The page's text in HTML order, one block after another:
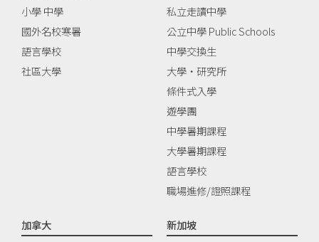
小學 中學
國外名校寒暑
語言學校
社區大學
私立走讀中學
公立中學 Public Schools
中學交換生
大學‧研究所
條件式入學
遊學團
中學暑期課程
大學暑期課程
語言學校
職場進修/證照課程
加拿大
新加坡